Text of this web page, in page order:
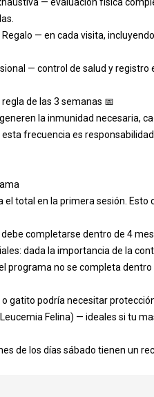
Regalo — en cada visita,
— control de salud y registro
de las 3 semanas 📅
la inmunidad necesaria,
frecuencia es
el total en la primera sesión.
completarse dentro de 4
dada la importancia de la
programa no se completa dentro
gatito podría necesitar
Felina) — ideales si tu
de los días sábado tienen un
otro servicio?
reserva